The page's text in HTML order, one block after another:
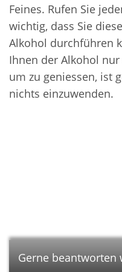
Feines. Rufen Sie
wichtig, dass Sie
Alkohol durchführen
Ihnen der Alkohol
um zu geniessen, ist
nichts einzuwenden.
Gerne beantworten